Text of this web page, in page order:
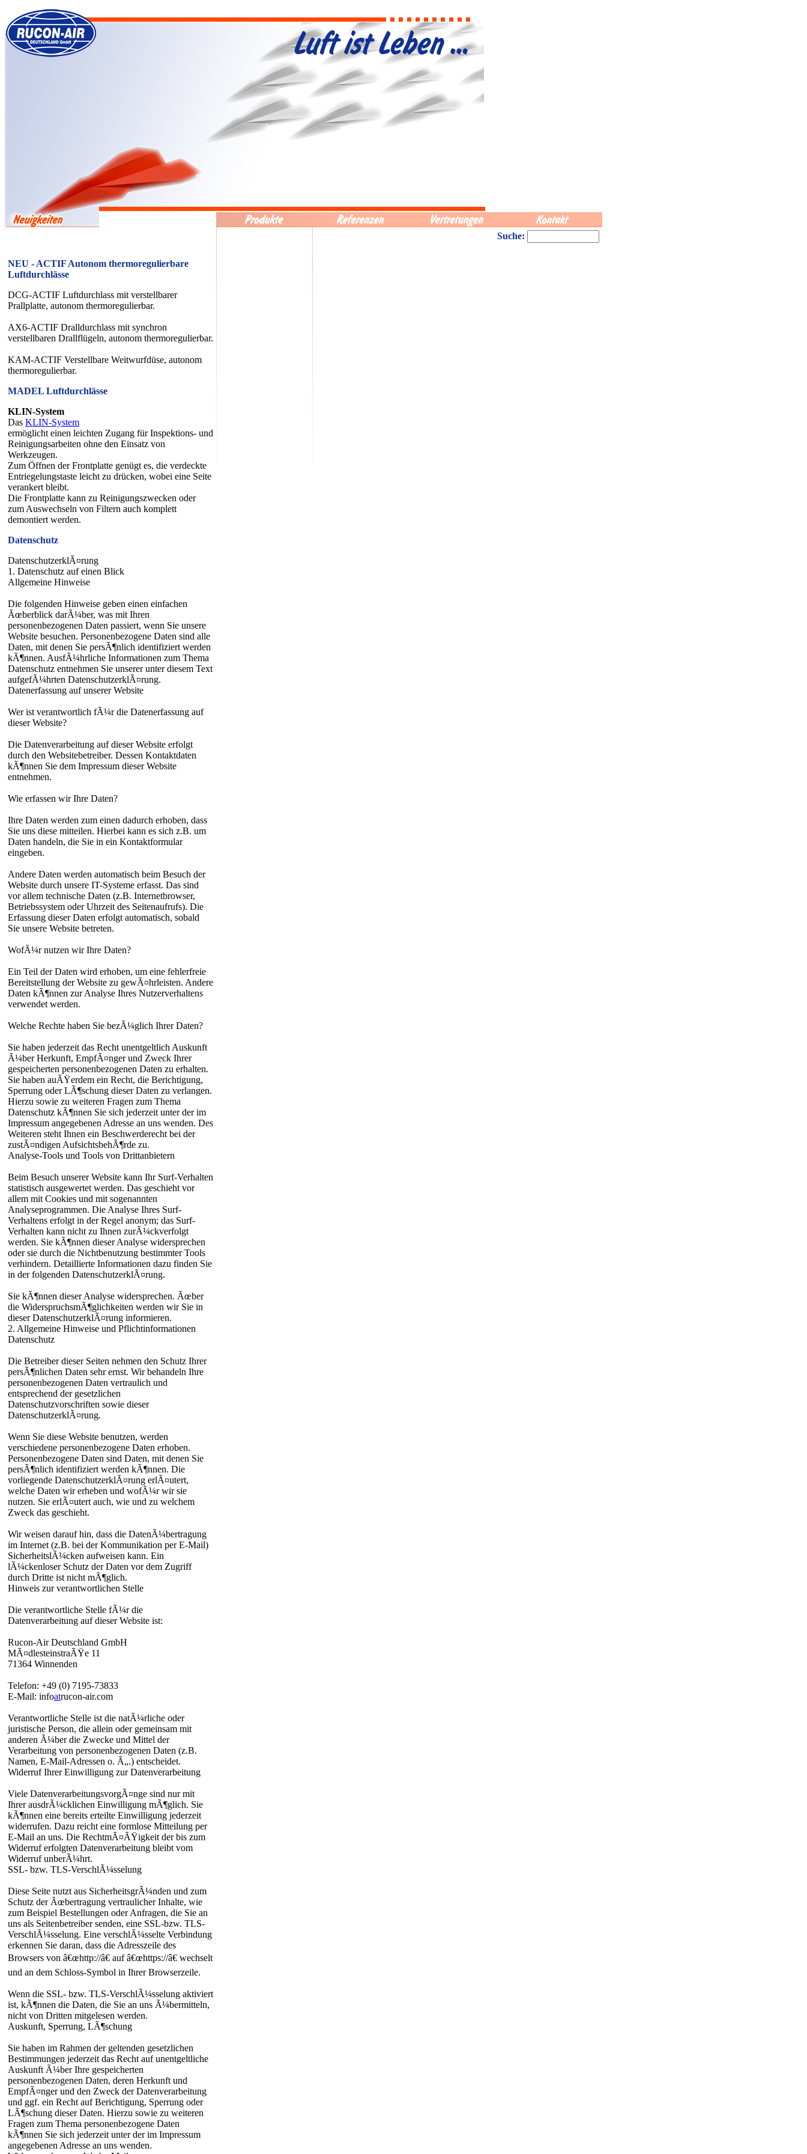
Suche:
NEU - ACTIF Autonom thermoregulierbare
Luftdurchlässe
DCG-ACTIF Luftdurchlass mit verstellbarer
Prallplatte, autonom thermoregulierbar.
AX6-ACTIF Dralldurchlass mit synchron
verstellbaren Drallflügeln, autonom thermoregulierbar.
KAM-ACTIF Verstellbare Weitwurfdüse, autonom
thermoregulierbar.
MADEL Luftdurchlässe
KLIN-System
Das KLIN-System
ermöglicht einen leichten Zugang für Inspektions- und
Reinigungsarbeiten ohne den Einsatz von
Werkzeugen.
Zum Öffnen der Frontplatte genügt es, die verdeckte
Entriegelungstaste leicht zu drücken, wobei eine Seite
verankert bleibt.
Die Frontplatte kann zu Reinigungszwecken oder
zum Auswechseln von Filtern auch komplett
demontiert werden.
Datenschutz
DatenschutzerklÃ¤rung
1. Datenschutz auf einen Blick
Allgemeine Hinweise
Die folgenden Hinweise geben einen einfachen
Ãœberblick darÃ¼ber, was mit Ihren
personenbezogenen Daten passiert, wenn Sie unsere
Website besuchen. Personenbezogene Daten sind alle
Daten, mit denen Sie persÃ¶nlich identifiziert werden
kÃ¶nnen. AusfÃ¼hrliche Informationen zum Thema
Datenschutz entnehmen Sie unserer unter diesem Text
aufgefÃ¼hrten DatenschutzerklÃ¤rung.
Datenerfassung auf unserer Website
Wer ist verantwortlich fÃ¼r die Datenerfassung auf
dieser Website?
Die Datenverarbeitung auf dieser Website erfolgt
durch den Websitebetreiber. Dessen Kontaktdaten
kÃ¶nnen Sie dem Impressum dieser Website
entnehmen.
Wie erfassen wir Ihre Daten?
Ihre Daten werden zum einen dadurch erhoben, dass
Sie uns diese mitteilen. Hierbei kann es sich z.B. um
Daten handeln, die Sie in ein Kontaktformular
eingeben.
Andere Daten werden automatisch beim Besuch der
Website durch unsere IT-Systeme erfasst. Das sind
vor allem technische Daten (z.B. Internetbrowser,
Betriebssystem oder Uhrzeit des Seitenaufrufs). Die
Erfassung dieser Daten erfolgt automatisch, sobald
Sie unsere Website betreten.
WofÃ¼r nutzen wir Ihre Daten?
Ein Teil der Daten wird erhoben, um eine fehlerfreie
Bereitstellung der Website zu gewÃ¤hrleisten. Andere
Daten kÃ¶nnen zur Analyse Ihres Nutzerverhaltens
verwendet werden.
Welche Rechte haben Sie bezÃ¼glich Ihrer Daten?
Sie haben jederzeit das Recht unentgeltlich Auskunft
Ã¼ber Herkunft, EmpfÃ¤nger und Zweck Ihrer
gespeicherten personenbezogenen Daten zu erhalten.
Sie haben auÃŸerdem ein Recht, die Berichtigung,
Sperrung oder LÃ¶schung dieser Daten zu verlangen.
Hierzu sowie zu weiteren Fragen zum Thema
Datenschutz kÃ¶nnen Sie sich jederzeit unter der im
Impressum angegebenen Adresse an uns wenden. Des
Weiteren steht Ihnen ein Beschwerderecht bei der
zustÃ¤ndigen AufsichtsbehÃ¶rde zu.
Analyse-Tools und Tools von Drittanbietern
Beim Besuch unserer Website kann Ihr Surf-Verhalten
statistisch ausgewertet werden. Das geschieht vor
allem mit Cookies und mit sogenannten
Analyseprogrammen. Die Analyse Ihres Surf-
Verhaltens erfolgt in der Regel anonym; das Surf-
Verhalten kann nicht zu Ihnen zurÃ¼ckverfolgt
werden. Sie kÃ¶nnen dieser Analyse widersprechen
oder sie durch die Nichtbenutzung bestimmter Tools
verhindern. Detaillierte Informationen dazu finden Sie
in der folgenden DatenschutzerklÃ¤rung.
Sie kÃ¶nnen dieser Analyse widersprechen. Ãœber
die WiderspruchsmÃ¶glichkeiten werden wir Sie in
dieser DatenschutzerklÃ¤rung informieren.
2. Allgemeine Hinweise und Pflichtinformationen
Datenschutz
Die Betreiber dieser Seiten nehmen den Schutz Ihrer
persÃ¶nlichen Daten sehr ernst. Wir behandeln Ihre
personenbezogenen Daten vertraulich und
entsprechend der gesetzlichen
Datenschutzvorschriften sowie dieser
DatenschutzerklÃ¤rung.
Wenn Sie diese Website benutzen, werden
verschiedene personenbezogene Daten erhoben.
Personenbezogene Daten sind Daten, mit denen Sie
persÃ¶nlich identifiziert werden kÃ¶nnen. Die
vorliegende DatenschutzerklÃ¤rung erlÃ¤utert,
welche Daten wir erheben und wofÃ¼r wir sie
nutzen. Sie erlÃ¤utert auch, wie und zu welchem
Zweck das geschieht.
Wir weisen darauf hin, dass die DatenÃ¼bertragung
im Internet (z.B. bei der Kommunikation per E-Mail)
SicherheitslÃ¼cken aufweisen kann. Ein
lÃ¼ckenloser Schutz der Daten vor dem Zugriff
durch Dritte ist nicht mÃ¶glich.
Hinweis zur verantwortlichen Stelle
Die verantwortliche Stelle fÃ¼r die
Datenverarbeitung auf dieser Website ist:
Rucon-Air Deutschland GmbH
MÃ¤dlesteinstraÃŸe 11
71364 Winnenden
Telefon: +49 (0) 7195-73833
E-Mail: infoatrucon-air.com
Verantwortliche Stelle ist die natÃ¼rliche oder
juristische Person, die allein oder gemeinsam mit
anderen Ã¼ber die Zwecke und Mittel der
Verarbeitung von personenbezogenen Daten (z.B.
Namen, E-Mail-Adressen o. Ã„.) entscheidet.
Widerruf Ihrer Einwilligung zur Datenverarbeitung
Viele DatenverarbeitungsvorgÃ¤nge sind nur mit
Ihrer ausdrÃ¼cklichen Einwilligung mÃ¶glich. Sie
kÃ¶nnen eine bereits erteilte Einwilligung jederzeit
widerrufen. Dazu reicht eine formlose Mitteilung per
E-Mail an uns. Die RechtmÃ¤ÃŸigkeit der bis zum
Widerruf erfolgten Datenverarbeitung bleibt vom
Widerruf unberÃ¼hrt.
SSL- bzw. TLS-VerschlÃ¼sselung
Diese Seite nutzt aus SicherheitsgrÃ¼nden und zum
Schutz der Ãœbertragung vertraulicher Inhalte, wie
zum Beispiel Bestellungen oder Anfragen, die Sie an
uns als Seitenbetreiber senden, eine SSL-bzw. TLS-
VerschlÃ¼sselung. Eine verschlÃ¼sselte Verbindung
erkennen Sie daran, dass die Adresszeile des
Browsers von â€œhttp://â€ auf â€œhttps://â€ wechselt
und an dem Schloss-Symbol in Ihrer Browserzeile.
Wenn die SSL- bzw. TLS-VerschlÃ¼sselung aktiviert
ist, kÃ¶nnen die Daten, die Sie an uns Ã¼bermitteln,
nicht von Dritten mitgelesen werden.
Auskunft, Sperrung, LÃ¶schung
Sie haben im Rahmen der geltenden gesetzlichen
Bestimmungen jederzeit das Recht auf unentgeltliche
Auskunft Ã¼ber Ihre gespeicherten
personenbezogenen Daten, deren Herkunft und
EmpfÃ¤nger und den Zweck der Datenverarbeitung
und ggf. ein Recht auf Berichtigung, Sperrung oder
LÃ¶schung dieser Daten. Hierzu sowie zu weiteren
Fragen zum Thema personenbezogene Daten
kÃ¶nnen Sie sich jederzeit unter der im Impressum
angegebenen Adresse an uns wenden.